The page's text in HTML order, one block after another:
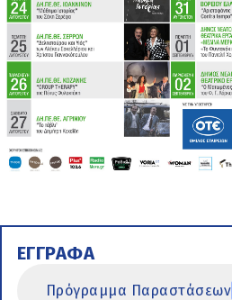
ΕΓΓΡΑΦΑ
Πρόγραμμα Παραστάσεων